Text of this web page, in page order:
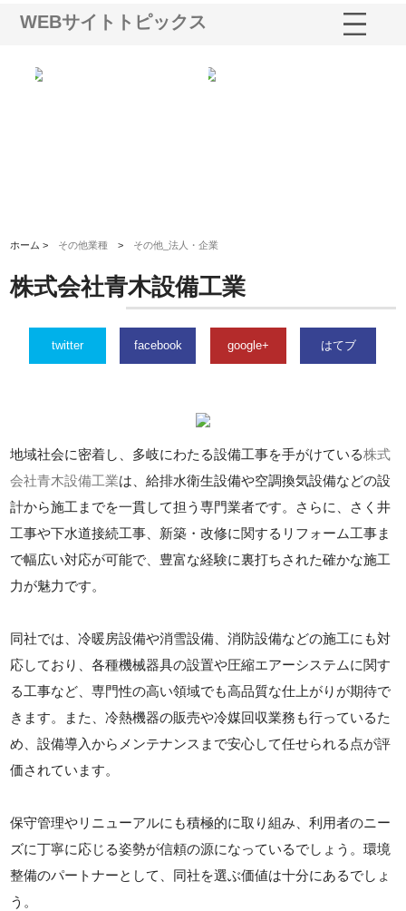
WEBサイトトピックス
ホーム > その他業種 > その他_法人・企業
株式会社青木設備工業
twitter facebook google+ はてブ
地域社会に密着し、多岐にわたる設備工事を手がけている株式
会社青木設備工業は、給排水衛生設備や空調換気設備などの設
計から施工までを一貫して担う専門業者です。さらに、さく井
工事や下水道接続工事、新築・改修に関するリフォーム工事ま
で幅広い対応が可能で、豊富な経験に裏打ちされた確かな施工
力が魅力です。
同社では、冷暖房設備や消雪設備、消防設備などの施工にも対
応しており、各種機械器具の設置や圧縮エアーシステムに関す
る工事など、専門性の高い領域でも高品質な仕上がりが期待で
きます。また、冷熱機器の販売や冷媒回収業務も行っているた
め、設備導入からメンテナンスまで安心して任せられる点が評
価されています。
保守管理やリニューアルにも積極的に取り組み、利用者のニー
ズに丁寧に応じる姿勢が信頼の源になっているでしょう。環境
整備のパートナーとして、同社を選ぶ価値は十分にあるでしょ
う。